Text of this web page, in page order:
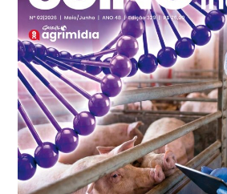
R$ 7,13
kg
Frango - Indicador
SP
R$ 7,15
kg
Trigo Atacado - Regional
PR
R$ 1.417,12